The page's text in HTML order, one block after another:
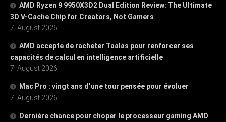
AMD Ryzen 9 9950X3D2 Dual Edition Review: The Ultimate
3D V-Cache Chip for Creators, Not Gamers
7. August 2026
AMD accepte de racheter Taalas pour renforcer ses
capacités de calcul en intelligence artificielle
7. August 2026
Mac Pro : vingt ans d’une tour pensée pour évoluer
7. August 2026
Dernière chance pour choper le processeur gaming AMD